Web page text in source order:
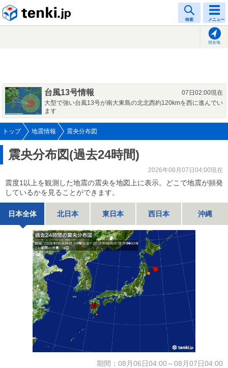
検索 メニュー
現在地
台風13号情報
07日02:00現在
大型で強い台風13号が南大東島の北北西約120kmを西に進んでい
ます
トップ 地震情報 震央分布図
震央分布図(過去24時間)
2026年08月07日04:00現在
震度1以上を観測した地震の震央を地図上に表示。どこで地震が頻発
しているかを見ることができます。
日本全体 北日本 東日本 西日本 沖縄
期間：08月06日04:00～08月07日04:00